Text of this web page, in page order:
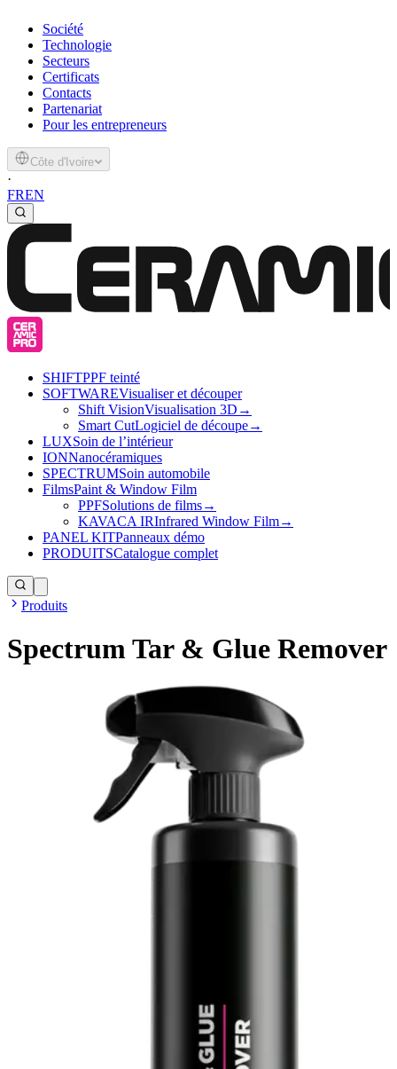
Société
Technologie
Secteurs
Certificats
Contacts
Partenariat
Pour les entrepreneurs
Côte d'Ivoire
·
FREN
SHIFTPPF teinté
SOFTWAREVisualiser et découper
Shift VisionVisualisation 3D →
Smart CutLogiciel de découpe→
LUXSoin de l’intérieur
IONNanocéramiques
SPECTRUMSoin automobile
FilmsPaint & Window Film
PPFSolutions de films→
KAVACA IRInfrared Window Film→
PANEL KITPanneaux démo
PRODUITSCatalogue complet
Produits
Spectrum Tar & Glue Remover